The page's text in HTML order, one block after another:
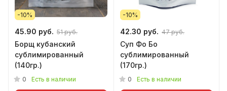
-10%
45.90 руб. 51 руб.
Борщ кубанский
сублимированный
(140гр.)
0 Есть в наличии
-10%
42.30 руб. 47 руб.
Суп Фо Бо
сублимированный
(170гр.)
0 Есть в наличии